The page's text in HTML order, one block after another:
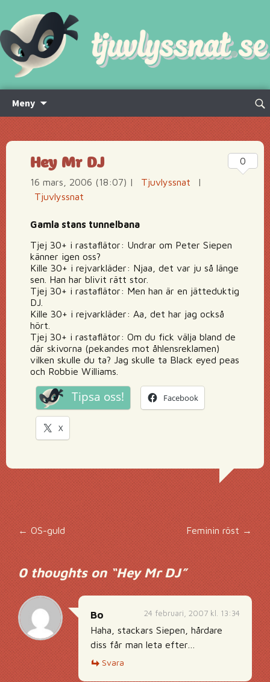
Meny
innehåll
Sök
Hey Mr DJ
16 mars, 2006 (18:07) | Tjuvlyssnat
|
Tjuvlyssnat
Gamla stans tunnelbana
Tjej 30+ i rastaflätor: Undrar om Peter Siepen
känner igen oss?
Kille 30+ i rejvarkläder: Njaa, det var ju så länge
sen. Han har blivit rätt stor.
Tjej 30+ i rastaflätor: Men han är en jätteduktig
DJ.
Kille 30+ i rejvarkläder: Aa, det har jag också
hört.
Tjej 30+ i rastaflätor: Om du fick välja bland de
där skivorna (pekandes mot åhlensreklamen)
vilken skulle du ta? Jag skulle ta Black eyed peas
och Robbie Williams.
Tipsa oss! Facebook
X
0
Inläggsnavigering
←OS-guld Feminin röst→
0 thoughts on “Hey Mr DJ”
24 februari, 2007 kl. 13:34
Bo
Haha, stackars Siepen, hårdare
diss får man leta efter…
Svara